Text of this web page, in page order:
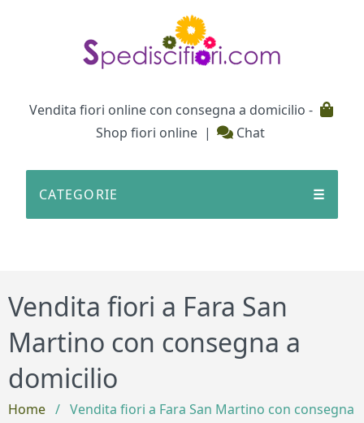
Vendita fiori online con consegna a domicilio -
Shop fiori online | Chat
CATEGORIE ☰
Vendita fiori a Fara San
Martino con consegna a
domicilio
Home / Vendita fiori a Fara San Martino con consegna